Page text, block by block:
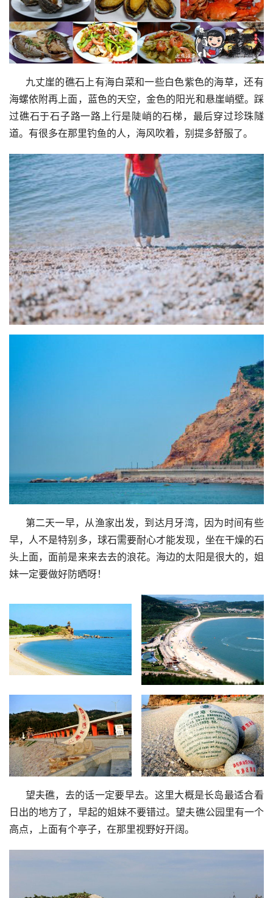
海螺依附再上面，蓝色的天空，金色的阳光和悬崖峭壁。踩
过礁石于石子路一路上行是陡峭的石梯，最后穿过珍珠隧
道。有很多在那里钓鱼的人，海风吹着，别提多舒服了。
早，人不是特别多，球石需要耐心才能发现，坐在干燥的石
头上面，面前是来来去去的浪花。海边的太阳是很大的，姐
妹一定要做好防晒呀！
日出的地方了，早起的姐妹不要错过。望夫礁公园里有一个
高点，上面有个亭子，在那里视野好开阔。